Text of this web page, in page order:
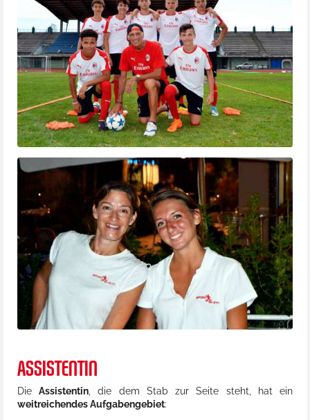
ASSISTENTIN
DieAssistentin , die dem Stab zur Seite steht, hat ein
weitreichendes Aufgabengebiet: